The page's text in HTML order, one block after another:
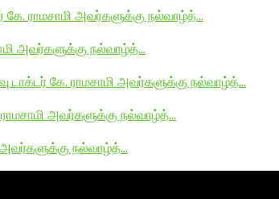
கே. ராமசாமி அவர்களுக்கு நல்வாழ்த்…
அவர்களுக்கு நல்வாழ்த்…
டாக்டர் கே. ராமசாமி அவர்களுக்கு நல்வாழ்த்…
அவர்களுக்கு நல்வாழ்த்…
அவர்களுக்கு நல்வாழ்த்…